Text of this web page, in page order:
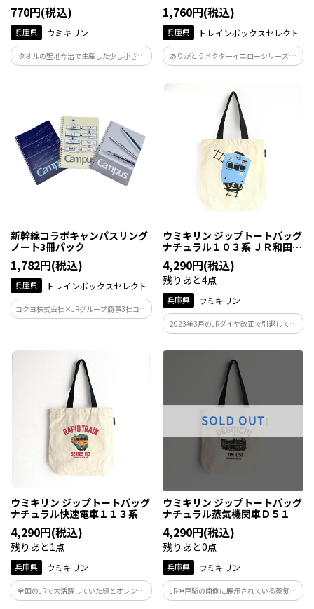
770円(税込)
兵庫県 ウミキリン
タオルの聖地今治で生産した少し小さめ
のタオルハンカチです。神戸メリケンパー
1,760円(税込)
兵庫県 トレインボックスセレクト
ありがとうドクターイエローシリーズの
新商品！ 新幹線型のペンケースです♪
新幹線コラボキャンパスリング
ノート3冊パック
1,782円(税込)
兵庫県 トレインボックスセレクト
コクヨ株式会社×JRグループ商事3社コラ
ボ商品の発売！
ウミキリン ジップトートバッグ
ナチュラル１０３系 ＪＲ和田岬
4,290円(税込)
残りあと4点
兵庫県 ウミキリン
2023年3月のJRダイヤ改正で引退してし
まった和田岬線の103系のトートバッグ。
トートバッグの裏側の外ポケットやペッ
トボトルや折り畳み傘も入る内ポケット
付き。YKK製のジップ仕様。
ウミキリン ジップトートバッグ
ナチュラル快速電車１１３系
4,290円(税込)
残りあと1点
兵庫県 ウミキリン
全国のJRで大活躍していた緑とオレンジ
の電車113系のトートバッグ。トートバッ
ウミキリン ジップトートバッグ
ナチュラル蒸気機関車Ｄ５１
4,290円(税込)
残りあと0点
兵庫県 ウミキリン
JR神戸駅の南側に展示されている蒸気機
関車D51のトートバッグ。トートバッグの